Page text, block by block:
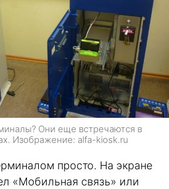
Они еще встречаются в
Изображение: alfa-kiosk.ru
просто. На экране
«Мобильная связь» или